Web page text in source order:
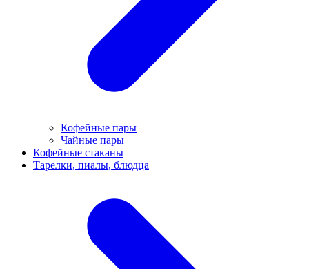
Кофейные пары
Чайные пары
Кофейные стаканы
Тарелки, пиалы, блюдца